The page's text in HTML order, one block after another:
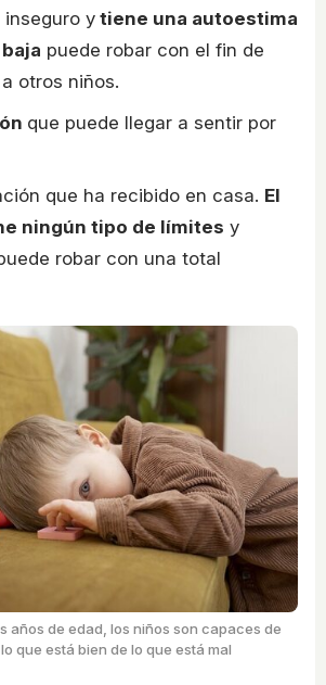
inseguro ytiene una autoestima
puede robar con el fin de
otros niños.
que puede llegar a sentir por
que ha recibido en casa. El
ningún tipo de límites y
robar con una total
años de edad, los niños son capaces de
que está bien de lo que está mal